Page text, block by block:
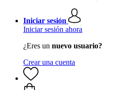
Iniciar sesión
Iniciar sesión ahora
¿Eres un nuevo usuario?
Crear una cuenta